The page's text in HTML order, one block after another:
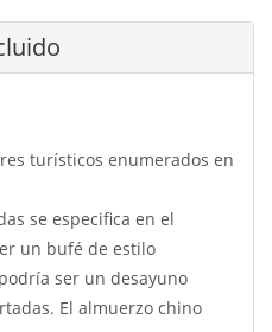
turísticos enumerados en
se especifica en el
un bufé de estilo
ser un desayuno
El almuerzo chino